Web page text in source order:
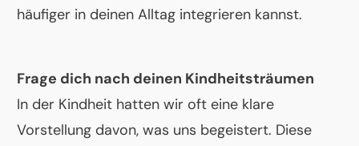
häufiger in deinen Alltag integrieren kannst.
Frage dich nach deinen Kindheitsträumen
In der Kindheit hatten wir oft eine klare
Vorstellung davon, was uns begeistert. Diese